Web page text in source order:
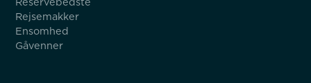
Rejsemakker
Ensomhed
Gåvenner